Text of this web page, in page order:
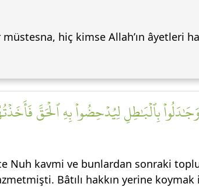
hiç kimse Allah’ın âyetleri
بِٱلۡبَٰطِلِ لِيُدۡحِضُواْ بِهِ ٱلۡحَقَّ
Nuh kavmi ve bunlardan sonraki
Bâtılı hakkın yerine